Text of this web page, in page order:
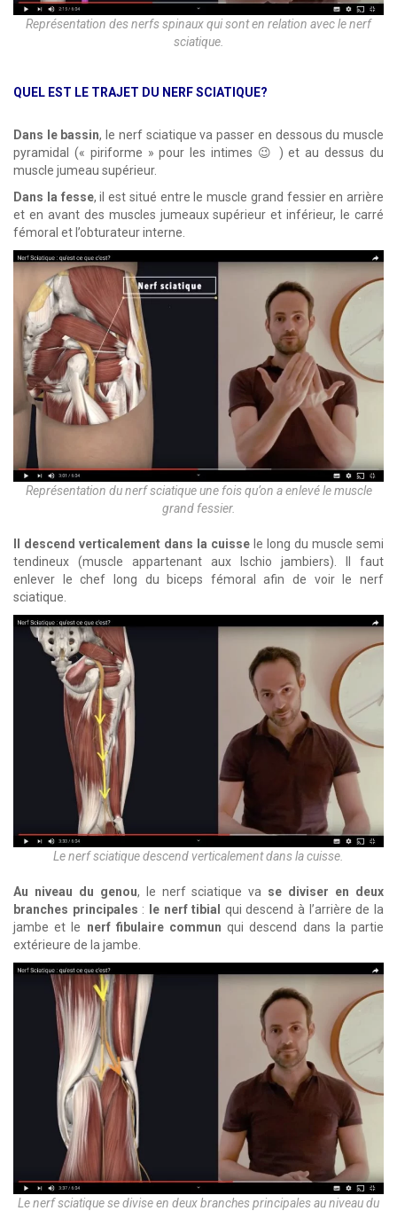
Représentation des nerfs spinaux qui sont en relation avec le nerf
sciatique.
QUEL EST LE TRAJET DU NERF SCIATIQUE?
Dans le bassin, le nerf sciatique va passer en dessous du muscle
pyramidal (« piriforme » pour les intimes 😉 ) et au dessus du
muscle jumeau supérieur.
Dans la fesse, il est situé entre le muscle grand fessier en arrière
et en avant des muscles jumeaux supérieur et inférieur, le carré
fémoral et l’obturateur interne.
Représentation du nerf sciatique une fois qu’on a enlevé le muscle
grand fessier.
Il descend verticalement dans la cuisse le long du muscle semi
tendineux (muscle appartenant aux Ischio jambiers). Il faut
enlever le chef long du biceps fémoral afin de voir le nerf
sciatique.
Le nerf sciatique descend verticalement dans la cuisse.
Au niveau du genou, le nerf sciatique va se diviser en deux
branches principales : le nerf tibial
qui descend à l’arrière de la
jambe et le nerf fibulaire commun qui descend dans la partie
extérieure de la jambe.
Le nerf sciatique se divise en deux branches principales au niveau du